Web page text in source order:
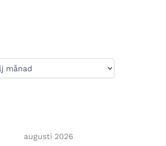
augusti 2026